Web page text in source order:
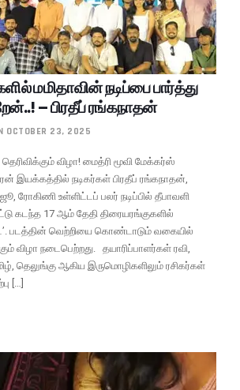
மமிதாவின் நடிப்பை பார்த்து
– பிரதீப் ரங்கநாதன்
OCTOBER 23, 2025
தெரிவிக்கும் விழா! மைத்ரி மூவி மேக்கர்ஸ்
இயக்கத்தில் நடிகர்கள் பிரதீப் ரங்கநாதன்,
ரோகிணி உள்ளிட்டப் பலர் நடிப்பில் தீபாவளி
கடந்த 17 ஆம் தேதி திரையரங்குகளில்
படத்தின் வெற்றியை கொண்டாடும் வகையில்
விழா நடைபெற்றது. தயாரிப்பாளர்கள் ரவி,
தெலுங்கு ஆகிய இருமொழிகளிலும் ரசிகர்கள்
[…]